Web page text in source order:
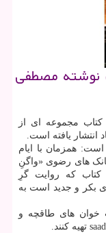
نوشته مصطفی
کتاب مجموعه ای از
یافته است.
همزمان با ایام
های رضوی «واگنِ
که روایت گرِ
بکر و جدید است به
خوان های طاقچه و